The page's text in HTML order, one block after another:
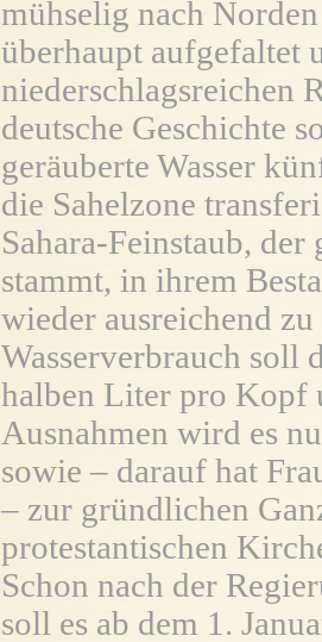
mühselig nach
überhaupt aufgefaltet
niederschlagsreichen
deutsche Geschichte
geräuberte Wasser
die Sahelzone
Sahara-Feinstaub,
stammt, in ihrem
wieder ausreichend
Wasserverbrauch soll
halben Liter pro Kopf
Ausnahmen wird es
sowie – darauf hat
– zur gründlichen
protestantischen
Schon nach der
soll es ab dem 1.